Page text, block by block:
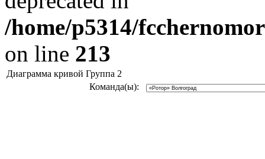
/home/p5314/
on line 213
Диаграмма кривой Группа 2
Команда(ы):